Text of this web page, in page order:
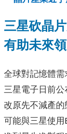
三星砍晶
有助未來
全球對記憶體
三星電子日前
改原先不減產
可能與三星使